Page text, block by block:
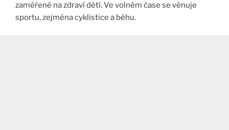
zaměřené na zdraví dětí. Ve volném čase se věnuje
sportu, zejména cyklistice a běhu.